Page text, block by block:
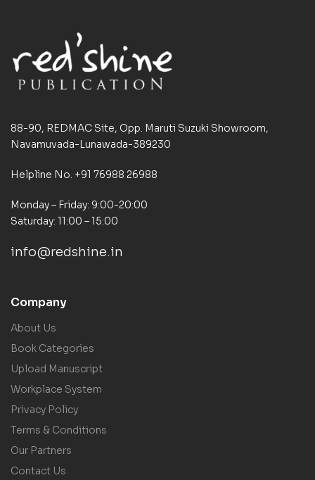
88-90, REDMAC Site, Opp. Maruti Suzuki Showroom,
Navamuvada-Lunawada-389230
Helpline No. +91 76988 26988
Monday – Friday: 9:00-20:00
Saturday: 11:00 – 15:00
info@redshine.in
Company
About Us
Book Categories
Upload Manuscript
Workplace System
Privacy Policy
Terms & Conditions
Our Partners
Contact Us